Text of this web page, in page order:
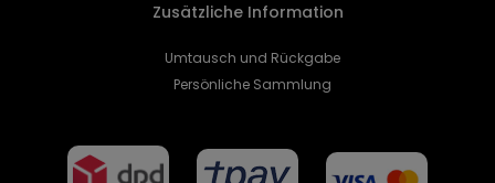
Zusätzliche Information
Umtausch und Rückgabe
Persönliche Sammlung